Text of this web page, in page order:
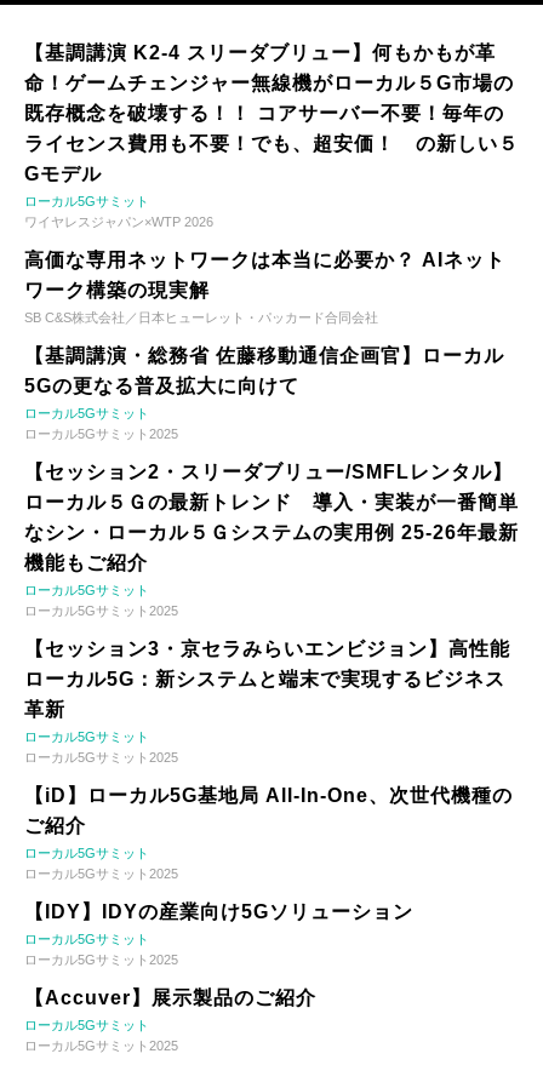
【基調講演 K2-4 スリーダブリュー】何もかもが革
命！ゲームチェンジャー無線機がローカル５G市場の
既存概念を破壊する！！ コアサーバー不要！毎年の
ライセンス費用も不要！でも、超安価！ の新しい５
Gモデル
ローカル5Gサミット
ワイヤレスジャパン×WTP 2026
高価な専用ネットワークは本当に必要か？ AIネット
ワーク構築の現実解
SB C&S株式会社／日本ヒューレット・パッカード合同会社
【基調講演・総務省 佐藤移動通信企画官】ローカル
5Gの更なる普及拡大に向けて
ローカル5Gサミット
ローカル5Gサミット2025
【セッション2・スリーダブリュー/SMFLレンタル】
ローカル５Ｇの最新トレンド 導入・実装が一番簡単
なシン・ローカル５Ｇシステムの実用例 25-26年最新
機能もご紹介
ローカル5Gサミット
ローカル5Gサミット2025
【セッション3・京セラみらいエンビジョン】高性能
ローカル5G：新システムと端末で実現するビジネス
革新
ローカル5Gサミット
ローカル5Gサミット2025
【iD】ローカル5G基地局 All-In-One、次世代機種の
ご紹介
ローカル5Gサミット
ローカル5Gサミット2025
【IDY】IDYの産業向け5Gソリューション
ローカル5Gサミット
ローカル5Gサミット2025
【Accuver】展示製品のご紹介
ローカル5Gサミット
ローカル5Gサミット2025